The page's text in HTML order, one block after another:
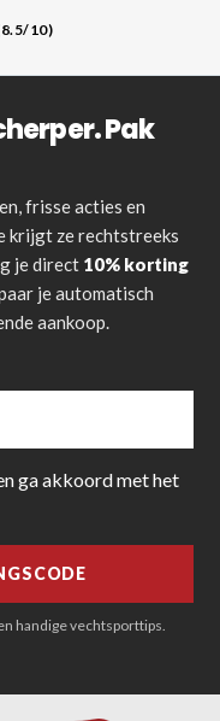
10)
Pak
frisse acties en
krijgt ze rechtstreeks
je direct 10% korting
je automatisch
aankoop.
ga akkoord met het
handige vechtsporttips.